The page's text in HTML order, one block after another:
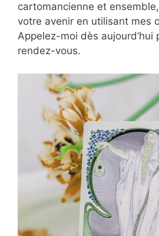
cartomancienne et
votre avenir en utilisant mes
Appelez-moi dès aujourd’hui
rendez-vous.